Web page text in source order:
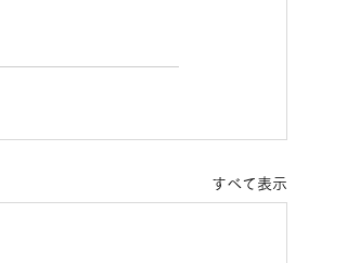
すべて表示